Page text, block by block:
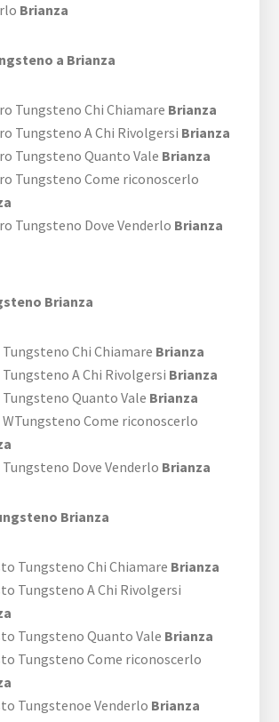
Brianza
a Brianza
Tungsteno Chi Chiamare Brianza
Tungsteno A Chi Rivolgersi Brianza
Tungsteno Quanto Vale Brianza
Tungsteno Come riconoscerlo
Tungsteno Dove Venderlo Brianza
Brianza
Tungsteno Chi Chiamare Brianza
Tungsteno A Chi Rivolgersi Brianza
Tungsteno Quanto Vale Brianza
WTungsteno Come riconoscerlo
Tungsteno Dove Venderlo Brianza
Brianza
Tungsteno Chi Chiamare Brianza
Tungsteno A Chi Rivolgersi
Tungsteno Quanto Vale Brianza
Tungsteno Come riconoscerlo
Tungstenoe Venderlo Brianza